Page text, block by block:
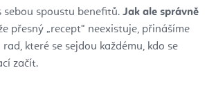
sebou spoustu benefitů. Jak ale správně
přesný „recept“ neexistuje, přinášíme
které se sejdou každému, kdo se
začít.